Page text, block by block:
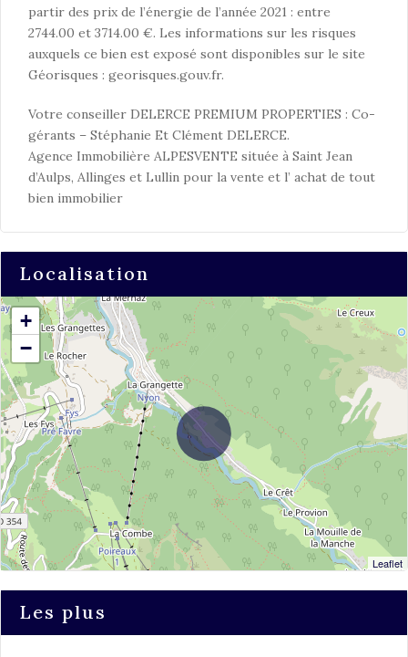
partir des prix de l’énergie de l’année 2021 : entre
2744.00 et 3714.00 €. Les informations sur les risques
auxquels ce bien est exposé sont disponibles sur le site
Géorisques : georisques.gouv.fr.
Votre conseiller DELERCE PREMIUM PROPERTIES : Co-
gérants – Stéphanie Et Clément DELERCE.
Agence Immobilière ALPESVENTE située à Saint Jean
d’Aulps, Allinges et Lullin pour la vente et l’ achat de tout
bien immobilier
Localisation
+
−
Leaflet
Les plus